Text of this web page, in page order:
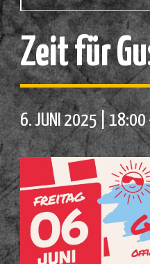
Zeit für
6. JUNI 2025 | 18:00